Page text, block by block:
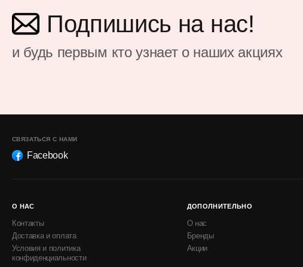
Подпишись на нас!
и будь первым кто узнает о наших акциях
СВЯЗАТЬСЯ С НАМИ
Facebook
О НАС
Контакты
Доставка и оплата
Условия и политика
конфиденциальности
ДОПОЛНИТЕЛЬНО
О нас
Бренды
Акции